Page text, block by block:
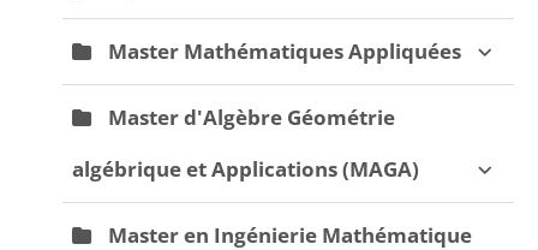
Master Mathématiques Appliquées
Master d'Algèbre Géométrie
algébrique et Applications (MAGA)
Master en Ingénierie Mathématique